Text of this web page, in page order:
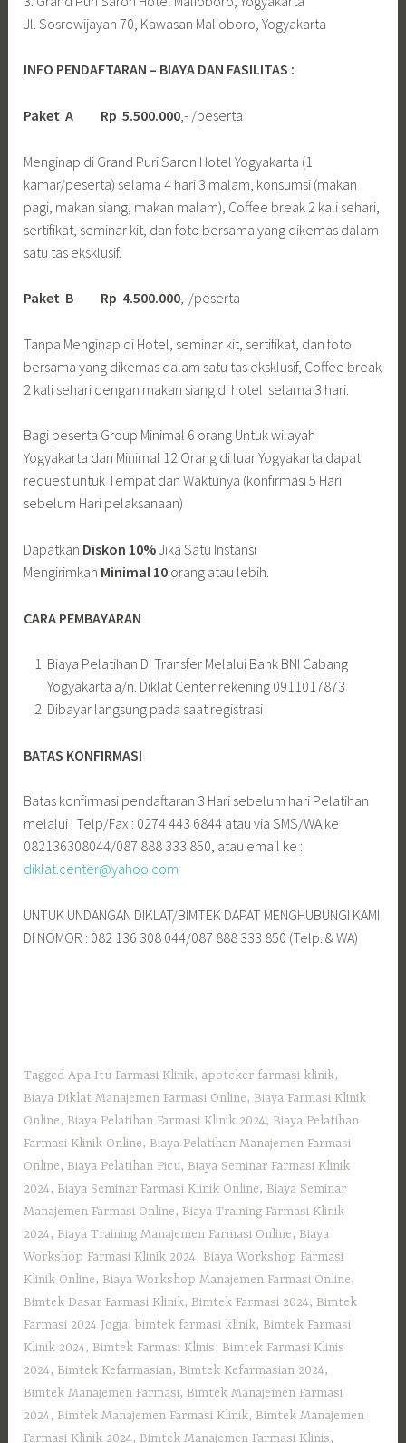
Jl. Sosrowijayan 70, Kawasan Malioboro, Yogyakarta
INFO PENDAFTARAN – BIAYA DAN FASILITAS :
Paket A Rp 5.500.000 ,- /peserta
Menginap di Grand Puri Saron Hotel Yogyakarta (1
kamar/peserta) selama 4 hari 3 malam, konsumsi (makan
pagi, makan siang, makan malam), Coffee break 2 kali sehari,
sertifikat, seminar kit, dan foto bersama yang dikemas dalam
satu tas eksklusif.
Paket B Rp 4.500.000,-/peserta
Tanpa Menginap di Hotel, seminar kit, sertifikat, dan foto
bersama yang dikemas dalam satu tas eksklusif, Coffee break
2 kali sehari dengan makan siang di hotel selama 3 hari.
Bagi peserta Group Minimal 6 orang Untuk wilayah
Yogyakarta dan Minimal 12 Orang di luar Yogyakarta dapat
request untuk Tempat dan Waktunya (konfirmasi 5 Hari
sebelum Hari pelaksanaan)
Dapatkan Diskon 10%Jika Satu Instansi
Mengirimkan Minimal 10 orang atau lebih.
CARA PEMBAYARAN
Biaya Pelatihan Di Transfer Melalui Bank BNI Cabang
Yogyakarta a/n. Diklat Center rekening 0911017873
Dibayar langsung pada saat registrasi
BATAS KONFIRMASI
Batas konfirmasi pendaftaran 3 Hari sebelum hari Pelatihan
melalui : Telp/Fax : 0274 443 6844 atau via SMS/WA ke
082136308044/087 888 333 850, atau email ke :
diklat.center@yahoo.com
UNTUK UNDANGAN DIKLAT/BIMTEK DAPAT MENGHUBUNGI KAMI
DI NOMOR : 082 136 308 044/087 888 333 850 (Telp. & WA)
TaggedApa Itu Farmasi Klinik, apoteker farmasi klinik,
Biaya Diklat Manajemen Farmasi Online, Biaya Farmasi Klinik
Online, Biaya Pelatihan Farmasi Klinik 2024, Biaya Pelatihan
Farmasi Klinik Online, Biaya Pelatihan Manajemen Farmasi
Online, Biaya Pelatihan Picu, Biaya Seminar Farmasi Klinik
2024, Biaya Seminar Farmasi Klinik Online, Biaya Seminar
Manajemen Farmasi Online, Biaya Training Farmasi Klinik
2024, Biaya Training Manajemen Farmasi Online, Biaya
Workshop Farmasi Klinik 2024, Biaya Workshop Farmasi
Klinik Online, Biaya Workshop Manajemen Farmasi Online,
Bimtek Dasar Farmasi Klinik, Bimtek Farmasi 2024, Bimtek
Farmasi 2024 Jogja, bimtek farmasi klinik, Bimtek Farmasi
Klinik 2024, Bimtek Farmasi Klinis, Bimtek Farmasi Klinis
2024, Bimtek Kefarmasian, Bimtek Kefarmasian 2024,
Bimtek Manajemen Farmasi, Bimtek Manajemen Farmasi
2024, Bimtek Manajemen Farmasi Klinik, Bimtek Manajemen
Farmasi Klinik 2024, Bimtek Manajemen Farmasi Klinis,